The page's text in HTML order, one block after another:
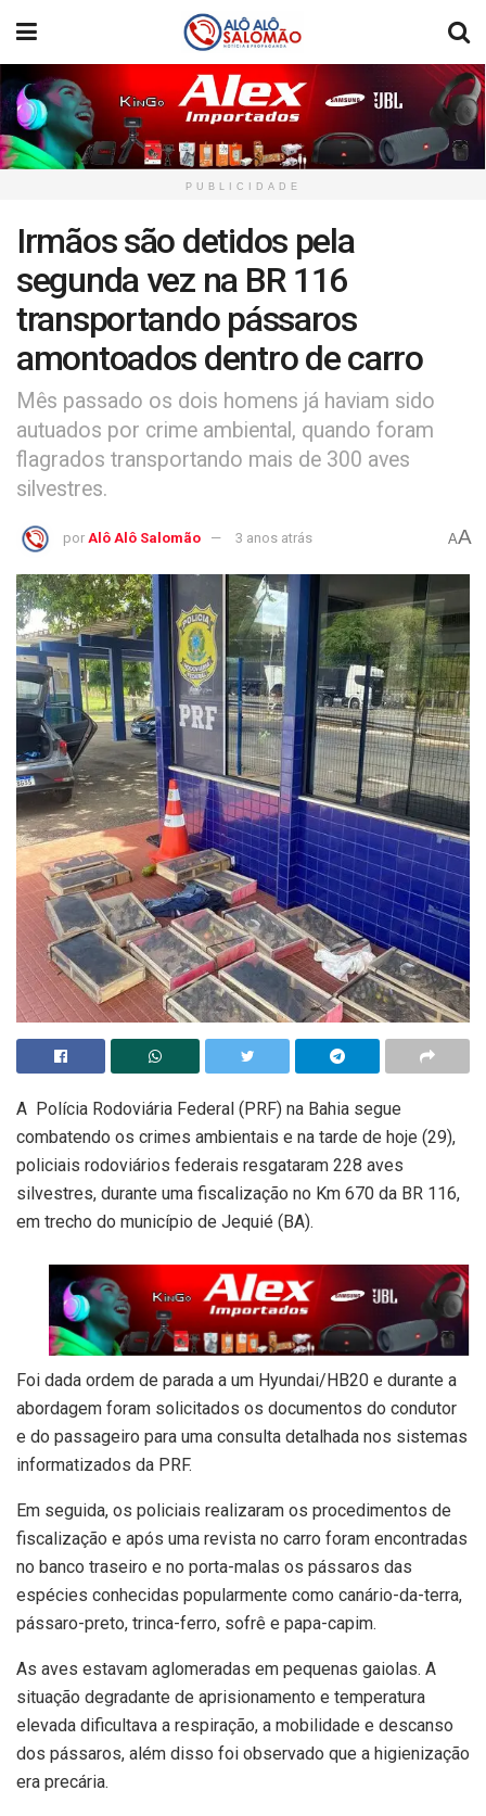
PUBLICIDADE
Irmãos são detidos pela
segunda vez na BR 116
transportando pássaros
amontoados dentro de carro
Mês passado os dois homens já haviam sido
autuados por crime ambiental, quando foram
flagrados transportando mais de 300 aves
silvestres.
por Alô Alô Salomão 3 anos atrás AA
A Polícia Rodoviária Federal (PRF) na Bahia segue
combatendo os crimes ambientais e na tarde de hoje (29),
policiais rodoviários federais resgataram 228 aves
silvestres, durante uma fiscalização no Km 670 da BR 116,
em trecho do município de Jequié (BA).
Foi dada ordem de parada a um Hyundai/HB20 e durante a
abordagem foram solicitados os documentos do condutor
e do passageiro para uma consulta detalhada nos sistemas
informatizados da PRF.
Em seguida, os policiais realizaram os procedimentos de
fiscalização e após uma revista no carro foram encontradas
no banco traseiro e no porta-malas os pássaros das
espécies conhecidas popularmente como canário-da-terra,
pássaro-preto, trinca-ferro, sofrê e papa-capim.
As aves estavam aglomeradas em pequenas gaiolas. A
situação degradante de aprisionamento e temperatura
elevada dificultava a respiração, a mobilidade e descanso
dos pássaros, além disso foi observado que a higienização
era precária.